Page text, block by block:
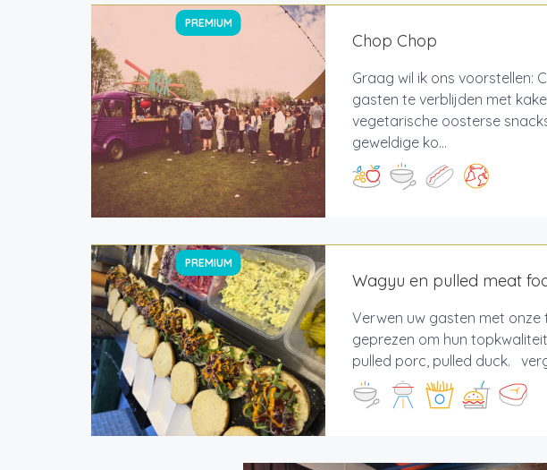
PREMIUM
Chop Chop
Graag wil ik ons voorstellen:
gasten te verblijden met
vegetarische oosterse
geweldige ko...
PREMIUM
Wagyu en pulled meat
Verwen uw gasten met
geprezen om hun
pulled porc, pulled duck.